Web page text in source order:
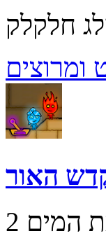
ומרוצים